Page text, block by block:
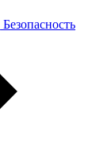
Безопасность